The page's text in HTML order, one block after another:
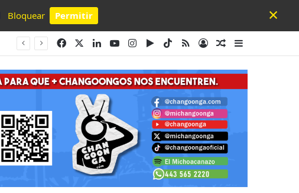
Bloquear Permitir
Powered by SendPulse
×
FacebookLinkedInYouTubeInstagram
Google Play
TikTok
RSSAccesoPublicación al
Barra lateral